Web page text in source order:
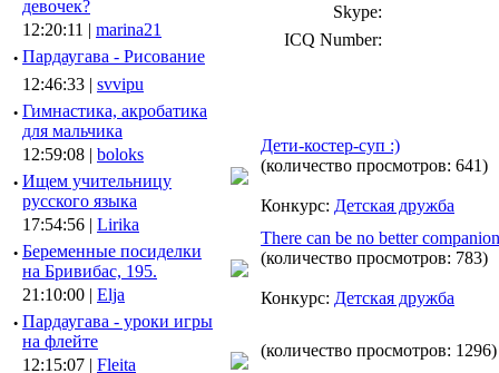
девочек?
12:20:11 | marina21
· Пардаугава - Рисование
12:46:33 | svvipu
· Гимнастика, акробатика
для мальчика
12:59:08 | boloks
· Ищем учительницу
русского языка
17:54:56 | Lirika
· Беременные посиделки
на Бривибас, 195.
21:10:00 | Elja
· Пардаугава - уроки игры
на флейте
12:15:07 | Fleita
Skype:
ICQ Number:
Дети-костер-суп :)
(количество просмотров: 641)
Конкурс: Детская дружба
There can be no better
(количество просмотров: 783)
Конкурс: Детская дружба
(количество просмотров: 1296)